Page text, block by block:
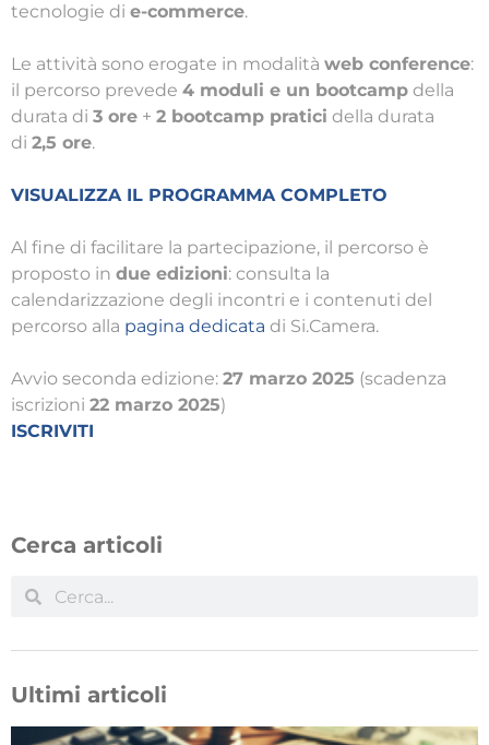
tecnologie di e-commerce.
Le attività sono erogate in modalità web conference:
il percorso prevede 4 moduli e un bootcamp della
durata di 3 ore + 2 bootcamp pratici della durata
di 2,5 ore.
VISUALIZZA IL PROGRAMMA COMPLETO
Al fine di facilitare la partecipazione, il percorso è
proposto in due edizioni: consulta la
calendarizzazione degli incontri e i contenuti del
percorso alla pagina dedicata di Si.Camera.
Avvio seconda edizione: 27 marzo 2025 (scadenza
iscrizioni 22 marzo 2025)
ISCRIVITI
Cerca articoli
Ultimi articoli